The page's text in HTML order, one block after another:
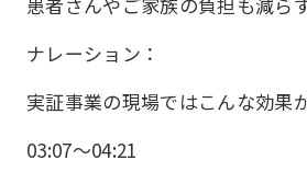
ナレーション：
実証事業の現場ではこんな効果
03:07〜04:21